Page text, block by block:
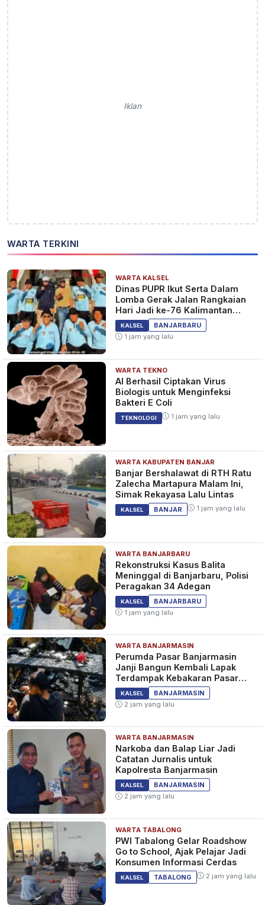
Iklan
WARTA TERKINI
WARTA KALSEL
Dinas PUPR Ikut Serta Dalam
Lomba Gerak Jalan Rangkaian
Hari Jadi ke-76 Kalimantan
Selatan
KALSEL
BANJARBARU
1 jam yang lalu
WARTA TEKNO
AI Berhasil Ciptakan Virus
Biologis untuk Menginfeksi
Bakteri E Coli
TEKNOLOGI 1 jam yang lalu
WARTA KABUPATEN BANJAR
Banjar Bershalawat di RTH Ratu
Zalecha Martapura Malam Ini,
Simak Rekayasa Lalu Lintas
KALSEL BANJAR 1 jam yang lalu
WARTA BANJARBARU
Rekonstruksi Kasus Balita
Meninggal di Banjarbaru, Polisi
Peragakan 34 Adegan
KALSEL
BANJARBARU
1 jam yang lalu
WARTA BANJARMASIN
Perumda Pasar Banjarmasin
Janji Bangun Kembali Lapak
Terdampak Kebakaran Pasar
Teluk Dalam
KALSEL
BANJARMASIN
2 jam yang lalu
WARTA BANJARMASIN
Narkoba dan Balap Liar Jadi
Catatan Jurnalis untuk
Kapolresta Banjarmasin
KALSEL
BANJARMASIN
2 jam yang lalu
WARTA TABALONG
PWI Tabalong Gelar Roadshow
Go to School, Ajak Pelajar Jadi
Konsumen Informasi Cerdas
KALSEL TABALONG 2 jam yang lalu